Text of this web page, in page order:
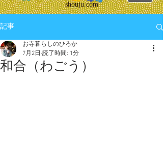
shouju.com
記事
和合（わごう）
お寺暮らしのひろか
7月2日 読了時間: 1分